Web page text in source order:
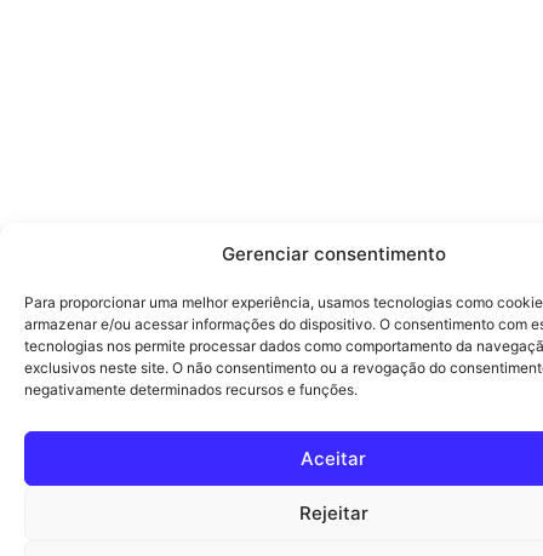
Gerenciar consentimento
Para proporcionar uma melhor experiência, usamos tecnologias como
armazenar e/ou acessar informações do dispositivo. O consentimento com
tecnologias nos permite processar dados como comportamento da
exclusivos neste site. O não consentimento ou a revogação do
negativamente determinados recursos e funções.
Aceitar
Rejeitar